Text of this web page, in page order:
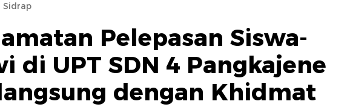
Sidrap
Pelepasan Siswa-
di UPT SDN 4 Pangkajene
dengan Khidmat